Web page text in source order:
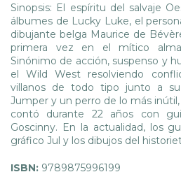
Sinopsis: El espíritu del salvaje
álbumes de Lucky Luke, el
dibujante belga Maurice de
primera vez en el mítico
Sinónimo de acción, suspenso y
el Wild West resolviendo
villanos de todo tipo junto a su
Jumper y un perro de lo más
contó durante 22 años con
Goscinny. En la actualidad, los
gráfico Jul y los dibujos del
ISBN: 9789875996199